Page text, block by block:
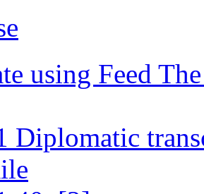
using Feed
Diplomatic